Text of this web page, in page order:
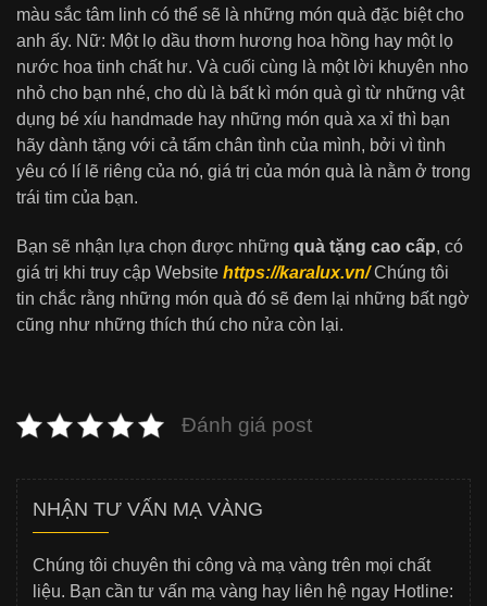
màu sắc tâm linh có thể sẽ là những món quà đặc biệt cho
anh ấy. Nữ: Một lọ dầu thơm hương hoa hồng hay một lọ
nước hoa tinh chất hư. Và cuối cùng là một lời khuyên nho
nhỏ cho bạn nhé, cho dù là bất kì món quà gì từ những vật
dụng bé xíu handmade hay những món quà xa xỉ thì bạn
hãy dành tặng với cả tấm chân tình của mình, bởi vì tình
yêu có lí lẽ riêng của nó, giá trị của món quà là nằm ở trong
trái tim của bạn.
Bạn sẽ nhận lựa chọn được những quà tặng cao cấp, có
giá trị khi truy cập Website https://karalux.vn/ Chúng tôi
tin chắc rằng những món quà đó sẽ đem lại những bất ngờ
cũng như những thích thú cho nửa còn lại.
Đánh giá post
NHẬN TƯ VẤN MẠ VÀNG
Chúng tôi chuyên thi công và mạ vàng trên mọi chất
liệu. Bạn cần tư vấn mạ vàng hay liên hệ ngay Hotline: